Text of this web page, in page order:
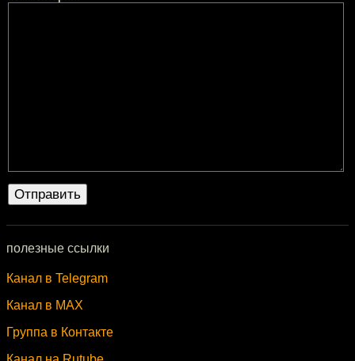
полезные ссылки
Канал в Telegram
Канал в MAX
Группа в Контакте